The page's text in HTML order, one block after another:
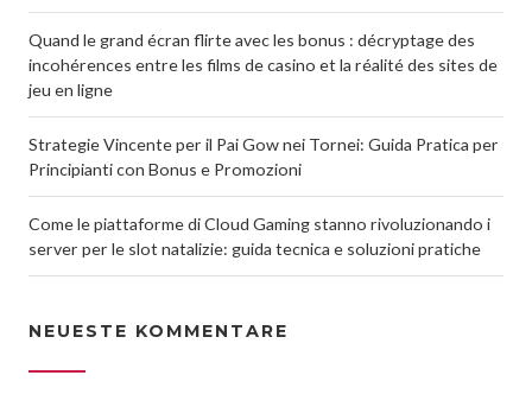
Quand le grand écran flirte avec les bonus : décryptage des
incohérences entre les films de casino et la réalité des sites de
jeu en ligne
Strategie Vincente per il Pai Gow nei Tornei: Guida Pratica per
Principianti con Bonus e Promozioni
Come le piattaforme di Cloud Gaming stanno rivoluzionando i
server per le slot natalizie: guida tecnica e soluzioni pratiche
NEUESTE KOMMENTARE